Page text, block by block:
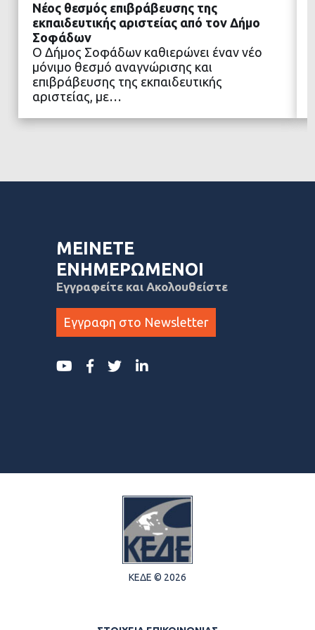
ΔΙΑΒΑΣΤΕ ΠΕΡΙΣΣΟΤΕΡΑ
Νέος θεσμός επιβράβευσης της
εκπαιδευτικής αριστείας από τον Δήμο
Σοφάδων
Ο Δήμος Σοφάδων καθιερώνει έναν νέο
μόνιμο θεσμό αναγνώρισης και
επιβράβευσης της εκπαιδευτικής
αριστείας, με…
ΜΕΙΝΕΤΕ
ΕΝΗΜΕΡΩΜΕΝΟΙ
Εγγραφείτε και Ακολουθείστε
Εγγραφη στο Newsletter
ΚΕΔΕ © 2026